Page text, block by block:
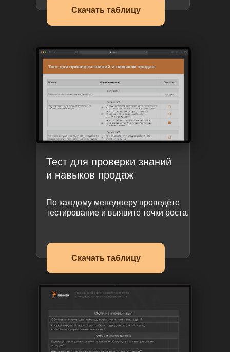
Скачать таблицу
По каждому менеджеру проведёте
тестирование и выявите точки роста.
Тест для проверки знаний
и навыков продаж
Скачать таблицу